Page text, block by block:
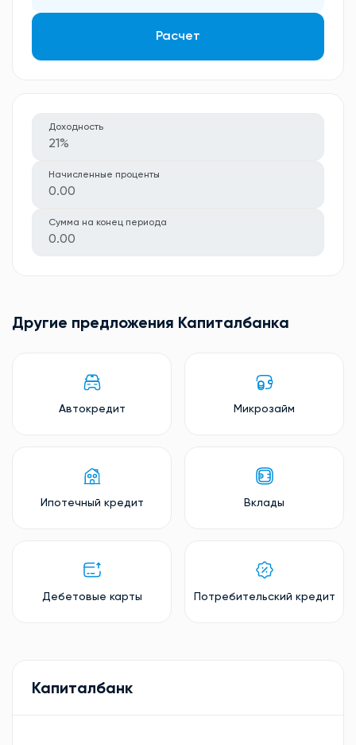
Расчет
Доходность
21%
Начисленные проценты
0.00
Сумма на конец периода
0.00
Другие предложения Капиталбанкa
Автокредит Микрозайм
Ипотечный кредит Вклады
Дебетовые карты Потребительский кредит
Капиталбанк